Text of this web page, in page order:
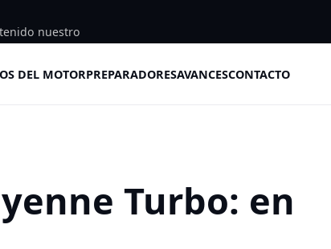
nuestro
DEL MOTORPREPARADORESAVANCESCONTACTO
Turbo: en